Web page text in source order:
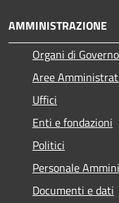
AMMINISTRAZIONE
Organi di Governo
Aree
Uffici
Enti e fondazioni
Politici
Personale
Documenti e dati